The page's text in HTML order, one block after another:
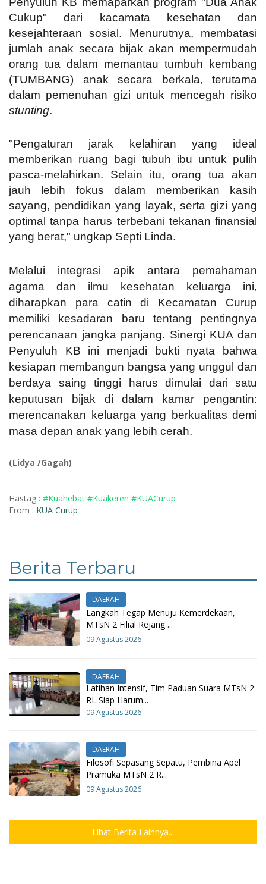
Cukup" dari kacamata kesehatan dan
kesejahteraan sosial. Menurutnya, membatasi
jumlah anak secara bijak akan mempermudah
orang tua dalam memantau tumbuh kembang
(TUMBANG) anak secara berkala, terutama
dalam pemenuhan gizi untuk mencegah risiko
stunting.
"Pengaturan jarak kelahiran yang ideal
memberikan ruang bagi tubuh ibu untuk pulih
pasca-melahirkan. Selain itu, orang tua akan
jauh lebih fokus dalam memberikan kasih
sayang, pendidikan yang layak, serta gizi yang
optimal tanpa harus terbebani tekanan finansial
yang berat," ungkap Septi Linda.
Melalui integrasi apik antara pemahaman
agama dan ilmu kesehatan keluarga ini,
diharapkan para catin di Kecamatan Curup
memiliki kesadaran baru tentang pentingnya
perencanaan jangka panjang. Sinergi KUA dan
Penyuluh KB ini menjadi bukti nyata bahwa
kesiapan membangun bangsa yang unggul dan
berdaya saing tinggi harus dimulai dari satu
keputusan bijak di dalam kamar pengantin:
merencanakan keluarga yang berkualitas demi
masa depan anak yang lebih cerah.
(Lidya /Gagah)
Hastag : #Kuahebat #Kuakeren #KUACurup
From : KUA Curup
Berita Terbaru
DAERAH
Langkah Tegap Menuju Kemerdekaan,
MTsN 2 Filial Rejang ...
09 Agustus 2026
DAERAH
Latihan Intensif, Tim Paduan Suara MTsN 2
RL Siap Harum...
09 Agustus 2026
DAERAH
Filosofi Sepasang Sepatu, Pembina Apel
Pramuka MTsN 2 R...
09 Agustus 2026
Lihat Berita Lainnya...